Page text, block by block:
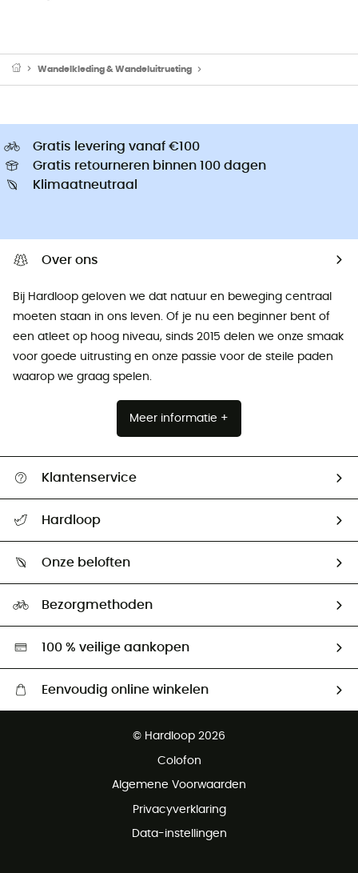
Wandelkleding & Wandeluitrusting
Gratis levering vanaf €100
Gratis retourneren binnen 100 dagen
Klimaatneutraal
Over ons
Bij Hardloop geloven we dat natuur en beweging centraal
moeten staan ​​in ons leven. Of je nu een beginner bent of
een atleet op hoog niveau, sinds 2015 delen we onze smaak
voor goede uitrusting en onze passie voor de steile paden
waarop we graag spelen.
Meer informatie +
Klantenservice
Retourzendingen & Terugbetalingen
Hardloop
Ambassadeurs
Onze beloften
Hardgreen
Bezorgmethoden
100 % veilige aankopen
Eenvoudig online winkelen
Gratis retourneren binnen 100 dagen
© Hardloop 2026
Colofon
Algemene Voorwaarden
Privacyverklaring
Data-instellingen